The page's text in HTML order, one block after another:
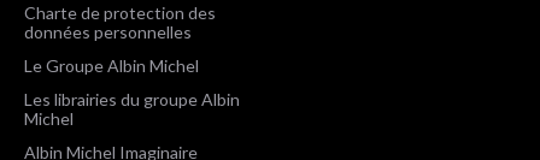
Charte de protection des
données personnelles
Le Groupe Albin Michel
Les librairies du groupe Albin
Michel
Albin Michel Imaginaire